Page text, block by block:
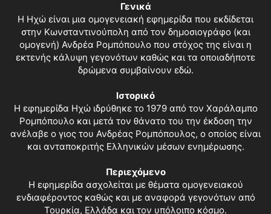
Γενικά
Η Ηχώ είναι μια ομογενειακή εφημερίδα που εκδίδεται
στην Κωνσταντινούπολη από τον δημοσιογράφο (και
ομογενή) Ανδρέα Ρομπόπουλο που στόχος της είναι η
εκτενής κάλυψη γεγονότων καθώς και τα οποιαδήποτε
δρώμενα συμβαίνουν εδώ.
Ιστορικό
Η εφημερίδα Ηχώ ιδρύθηκε το 1979 από τον Χαράλαμπο
Ρομπόπουλο και μετά τον θάνατο του την έκδοση την
ανέλαβε ο γιος του Ανδρέας Ρομπόπουλος, ο οποίος είναι
και ανταποκριτής Ελληνικών μέσων ενημέρωσης.
Περιεχόμενο
Η εφημερίδα ασχολείται με θέματα ομογενειακού
ενδιαφέροντος καθώς και με αναφορά γεγονότων από
Τουρκία, Ελλάδα και τον υπόλοιπο κόσμο.